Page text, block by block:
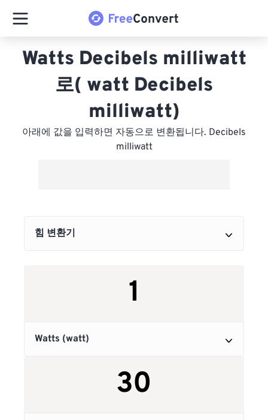
Watts Decibels milliwatt
로( watt Decibels
milliwatt)
아래에 값을 입력하면 자동으로 변환됩니다. Decibels
milliwatt